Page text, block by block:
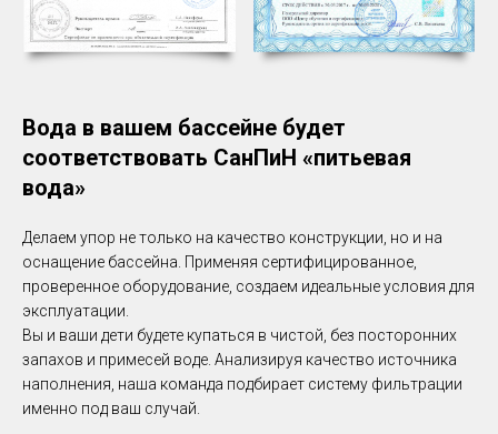
Вода в вашем бассейне будет
соответствовать СанПиН «питьевая
вода»
Делаем упор не только на качество конструкции, но и на
оснащение бассейна. Применяя сертифицированное,
проверенное оборудование, создаем идеальные условия для
эксплуатации.
Вы и ваши дети будете купаться в чистой, без посторонних
запахов и примесей воде. Анализируя качество источника
наполнения, наша команда подбирает систему фильтрации
именно под ваш случай.